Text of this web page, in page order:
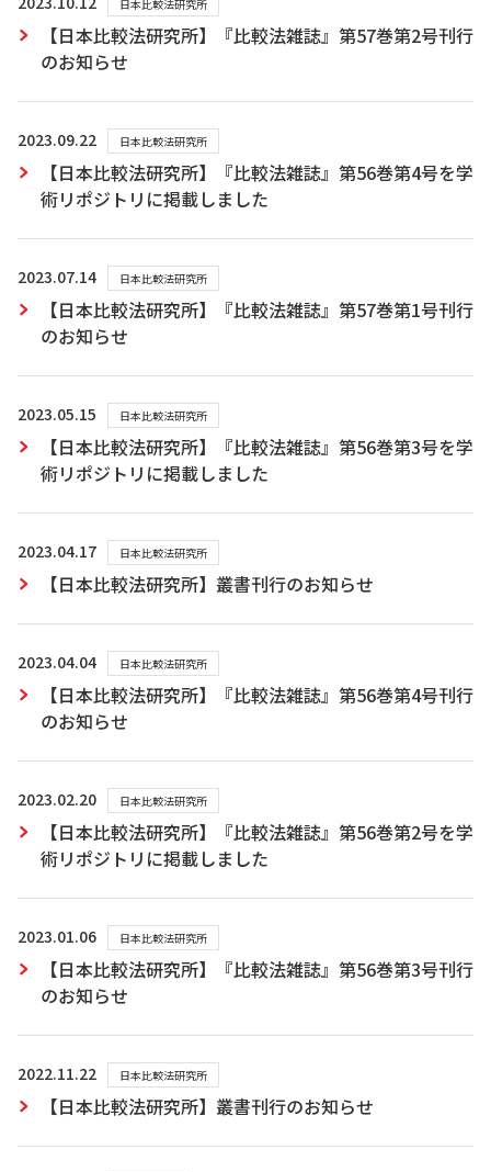
日本比較法研究所
【日本比較法研究所】『比較法雑誌』第57巻第2号刊行
のお知らせ
2023.09.22 日本比較法研究所
【日本比較法研究所】『比較法雑誌』第56巻第4号を学
術リポジトリに掲載しました
2023.07.14 日本比較法研究所
【日本比較法研究所】『比較法雑誌』第57巻第1号刊行
のお知らせ
2023.05.15 日本比較法研究所
【日本比較法研究所】『比較法雑誌』第56巻第3号を学
術リポジトリに掲載しました
2023.04.17 日本比較法研究所
【日本比較法研究所】叢書刊行のお知らせ
2023.04.04 日本比較法研究所
【日本比較法研究所】『比較法雑誌』第56巻第4号刊行
のお知らせ
2023.02.20 日本比較法研究所
【日本比較法研究所】『比較法雑誌』第56巻第2号を学
術リポジトリに掲載しました
2023.01.06 日本比較法研究所
【日本比較法研究所】『比較法雑誌』第56巻第3号刊行
のお知らせ
2022.11.22 日本比較法研究所
【日本比較法研究所】叢書刊行のお知らせ